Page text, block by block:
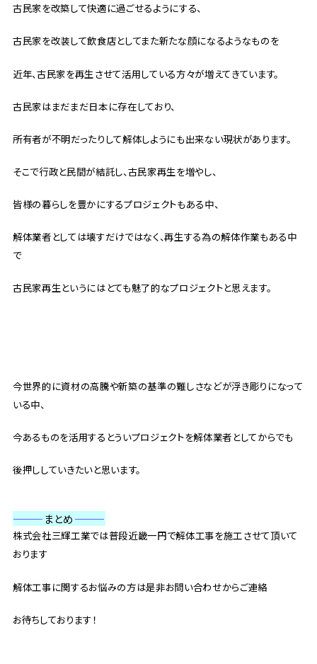
古民家を改築して快適に過ごせるようにする、
古民家を改装して飲食店としてまた新たな顔になるようなものを
近年、古民家を再生させて活用している方々が増えてきています。
古民家はまだまだ日本に存在しており、
所有者が不明だったりして解体しようにも出来ない現状があります。
そこで行政と民間が結託し、古民家再生を増やし、
皆様の暮らしを豊かにするプロジェクトもある中、
解体業者としては壊すだけではなく、再生する為の解体作業もある中
で
古民家再生というにはとても魅了的なプロジェクトと思えます。
今世界的に資材の高騰や新築の基準の難しさなどが浮き彫りになって
いる中、
今あるものを活用するとういプロジェクトを解体業者としてからでも
後押ししていきたいと思います。
———まとめ———
株式会社三輝工業では普段近畿一円で解体工事を施工させて頂いて
おります
解体工事に関するお悩みの方は是非お問い合わせからご連絡
お待ちしております！